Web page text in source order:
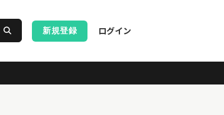
新規登録 ログイン